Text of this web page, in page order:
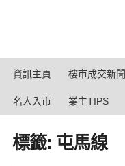
資訊主頁 樓市成交新聞
名人入市 業主TIPS
標籤: 屯馬線